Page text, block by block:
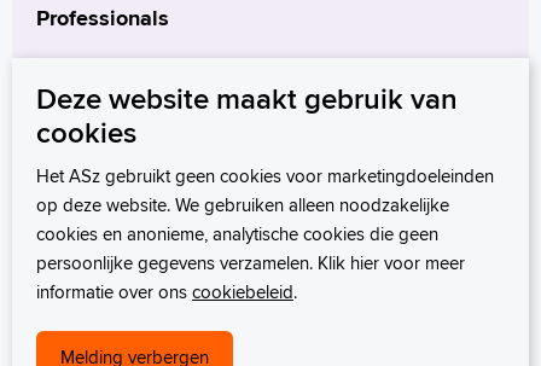
Professionals
Verwijzers
Wetenschappelijk onderzoek
Deze website maakt gebruik van
cookies
Het ASz gebruikt geen cookies voor marketingdoeleinden
op deze website. We gebruiken alleen noodzakelijke
cookies en anonieme, analytische cookies die geen
persoonlijke gegevens verzamelen. Klik hier voor meer
informatie over onscookiebeleid.
Melding verbergen